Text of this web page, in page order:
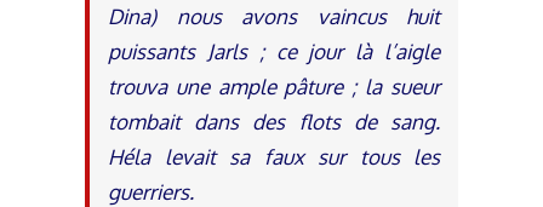
Dina) nous avons vaincus huit
puissants Jarls ; ce jour là l’aigle
trouva une ample pâture ; la sueur
tombait dans des flots de sang.
Héla levait sa faux sur tous les
guerriers.